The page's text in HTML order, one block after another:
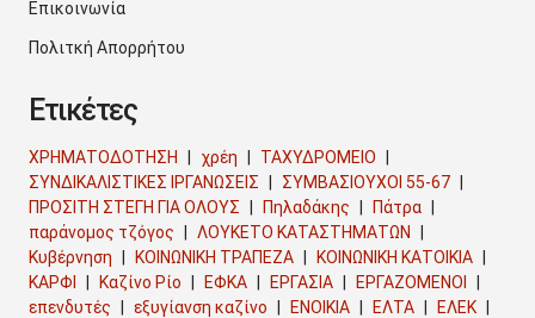
Επικοινωνία
Πολιτκή Απορρήτου
Ετικέτες
ΧΡΗΜΑΤΟΔΟΤΗΣΗ χρέη
ΤΑΧΥΔΡΟΜΕΙΟ
ΣΥΝΔΙΚΑΛΙΣΤΙΚΕΣ ΙΡΓΑΝΩΣΕΙΣ
ΣΥΜΒΑΣΙΟΥΧΟΙ 55-67
ΠΡΟΣΙΤΗ ΣΤΕΓΗ ΓΙΑ ΟΛΟΥΣ
Πηλαδάκης
Πάτρα
παράνομος τζόγος
ΛΟΥΚΕΤΟ ΚΑΤΑΣΤΗΜΑΤΩΝ
Κυβέρνηση
ΚΟΙΝΩΝΙΚΗ ΤΡΑΠΕΖΑ
ΚΟΙΝΩΝΙΚΗ ΚΑΤΟΙΚΙΑ
ΚΑΡΦΙ
Καζίνο Ρίο ΕΦΚΑ ΕΡΓΑΣΙΑ
ΕΡΓΑΖΟΜΕΝΟΙ
επενδυτές
εξυγίανση καζίνο ΕΝΟΙΚΙΑ ΕΛΤΑ
ΕΛΕΚ